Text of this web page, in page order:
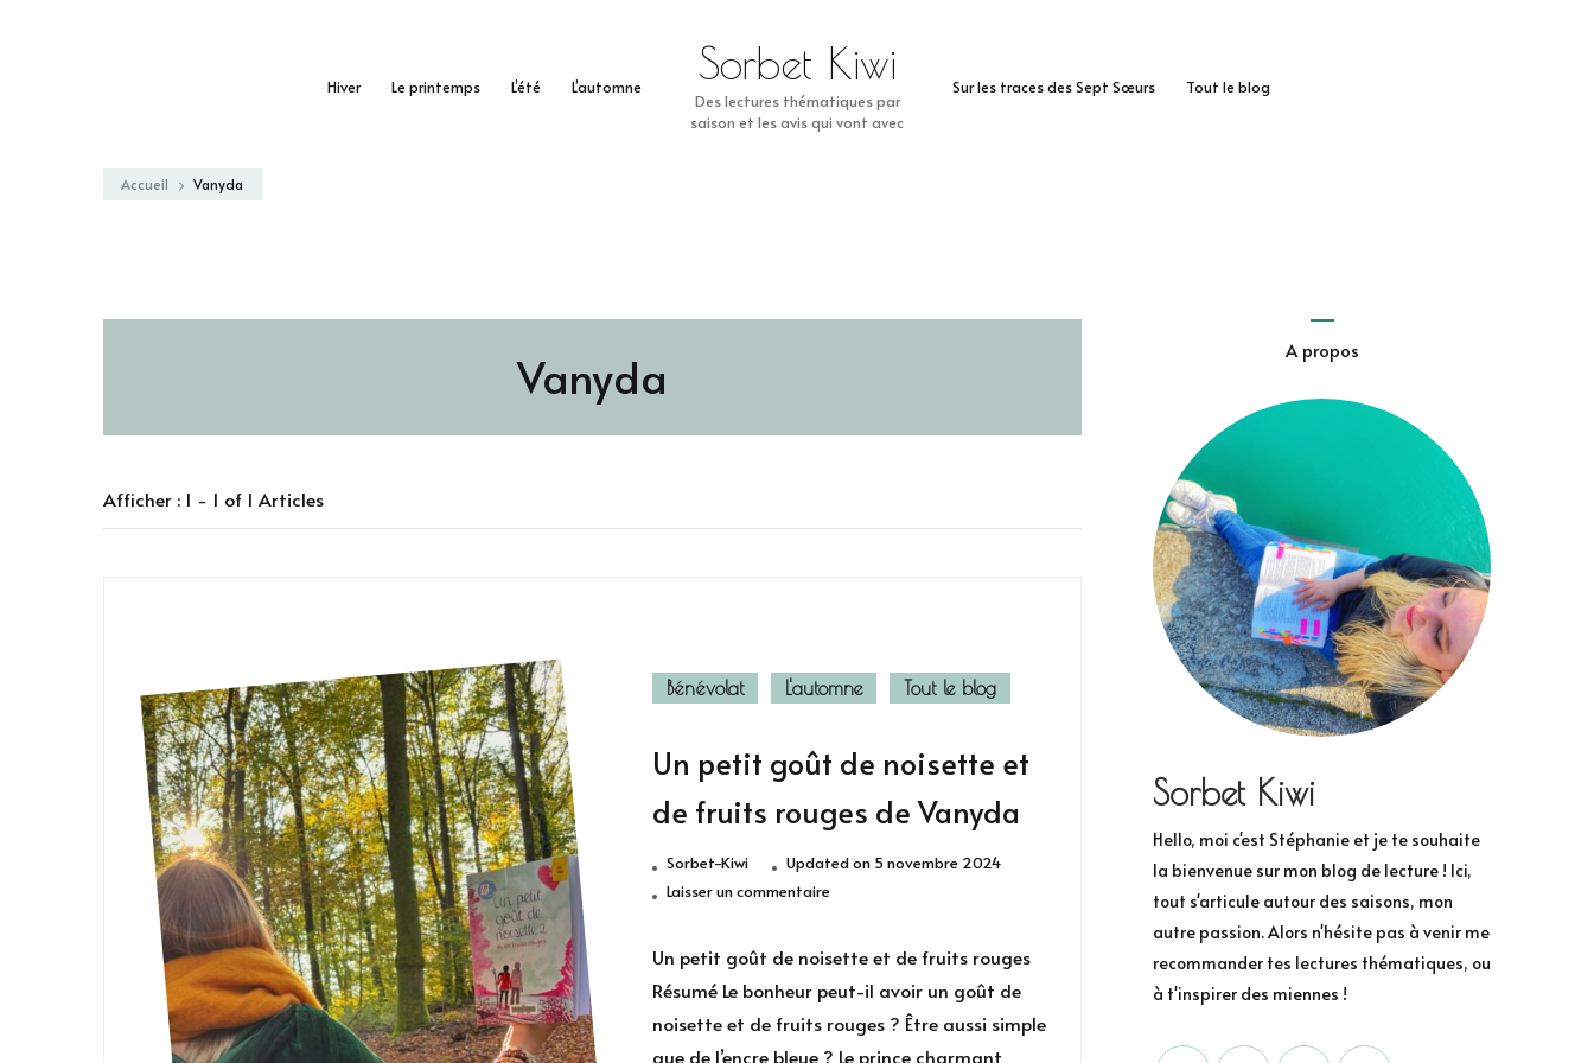
Hiver Le printemps L’été L’automne Sur les traces des Sept Sœurs Tout le blog
Sorbet Kiwi
Des lectures thématiques par
saison et les avis qui vont avec
Accueil Vanyda
Vanyda
Afficher : 1 - 1 of 1 Articles
Bénévolat L'automne Tout le blog
Un petit goût de noisette et
de fruits rouges de Vanyda
Sorbet-Kiwi Updated on 5 novembre 2024
Laisser un commentairesur
de
noisette
Un petit goût de noisette et de fruits rouges
Résumé Le bonheur peut-il avoir un goût de
noisette et de fruits rouges ? Être aussi simple
que de l’encre bleue ? Le prince charmant
A propos
Sorbet Kiwi
Hello, moi c'est Stéphanie et je te souhaite
la bienvenue sur mon blog de lecture ! Ici,
tout s'articule autour des saisons, mon
autre passion. Alors n'hésite pas à venir me
recommander tes lectures thématiques, ou
à t'inspirer des miennes !